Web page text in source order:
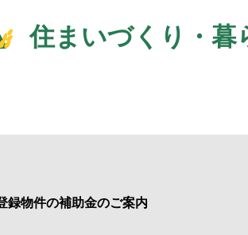
住まいづくり・暮
録物件の補助金のご案内